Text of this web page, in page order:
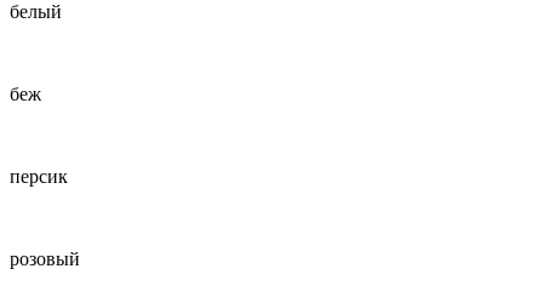
белый
беж
персик
розовый